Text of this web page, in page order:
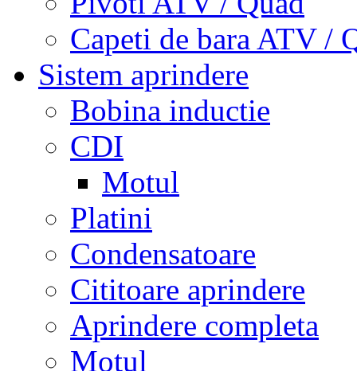
Capeti de bara ATV /
Sistem aprindere
Bobina inductie
CDI
Motul
Platini
Condensatoare
Cititoare aprindere
Aprindere completa
Motul